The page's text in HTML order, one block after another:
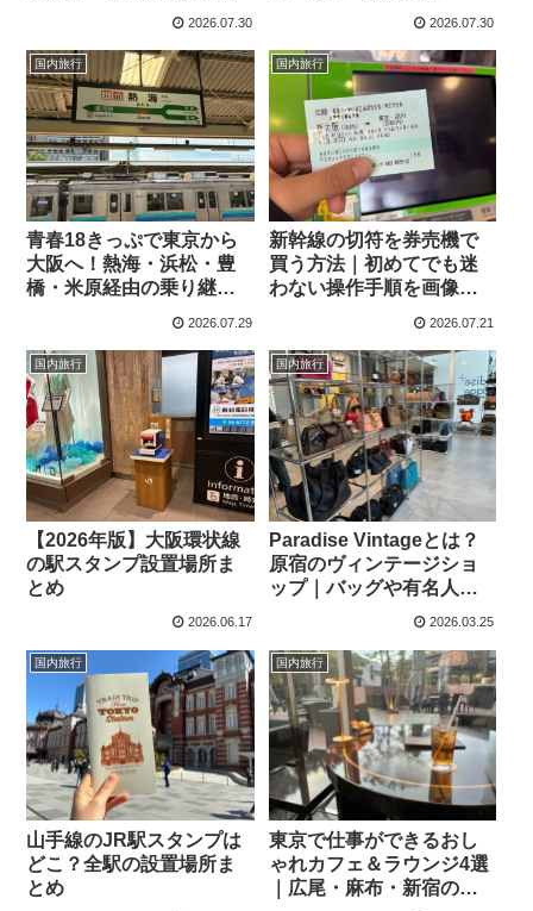
2026.07.30
「Welcome to Osaka！
2026.07.30
国内旅行
青春18きっぷで東京から
大阪へ！熱海・浜松・豊
橋・米原経由の乗り継ぎ
2026.07.29
国内旅行
新幹線の切符を券売機で
買う方法｜初めてでも迷
わない操作手順を画像な
2026.07.21
国内旅行
【2026年版】大阪環状線
の駅スタンプ設置場所ま
とめ
2026.06.17
国内旅行
Paradise Vintageとは？
原宿のヴィンテージショ
ップ｜バッグや有名人来
2026.03.25
国内旅行
山手線のJR駅スタンプは
どこ？全駅の設置場所ま
とめ
国内旅行
東京で仕事ができるおし
ゃれカフェ＆ラウンジ4選
｜広尾・麻布・新宿のお